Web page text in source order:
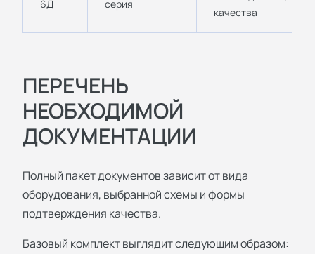
6Д серия
качества
ПЕРЕЧЕНЬ
НЕОБХОДИМОЙ
ДОКУМЕНТАЦИИ
Полный пакет документов зависит от вида
оборудования, выбранной схемы и формы
подтверждения качества.
Базовый комплект выглядит следующим образом: